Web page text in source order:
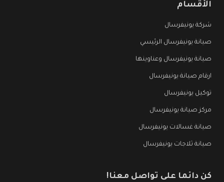
الأقسام
شركة يونيفرسال
صيانة يونيفرسال الرئيسي
صيانة يونيفرسال وعناوينها
ارقام صيانة يونيفرسال
توكيل يونيفرسال
مركز صيانة يونيفرسال
صيانة غسالات يونيفرسال
صيانة ثلاجات يونيفرسال
كن دائما على تواصل معنا!